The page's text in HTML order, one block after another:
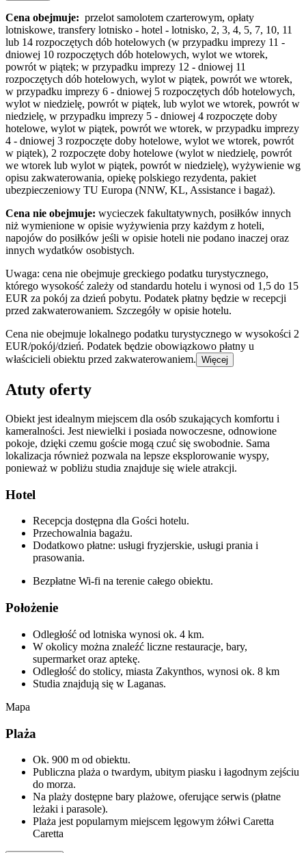
Cena obejmuje: przelot samolotem czarterowym, opłaty
lotniskowe, transfery lotnisko - hotel - lotnisko, 2, 3, 4, 5, 7, 10, 11
lub 14 rozpoczętych dób hotelowych (w przypadku imprezy 11 -
dniowej 10 rozpoczętych dób hotelowych, wylot we wtorek,
powrót w piątek; w przypadku imprezy 12 - dniowej 11
rozpoczętych dób hotelowych, wylot w piątek, powrót we wtorek,
w przypadku imprezy 6 - dniowej 5 rozpoczętych dób hotelowych,
wylot w niedzielę, powrót w piątek, lub wylot we wtorek, powrót w
niedzielę, w przypadku imprezy 5 - dniowej 4 rozpoczęte doby
hotelowe, wylot w piątek, powrót we wtorek, w przypadku imprezy
4 - dniowej 3 rozpoczęte doby hotelowe, wylot we wtorek, powrót
w piątek), 2 rozpoczęte doby hotelowe (wylot w niedzielę, powrót
we wtorek lub wylot w piątek, powrót w niedzielę), wyżywienie wg
opisu zakwaterowania, opiekę polskiego rezydenta, pakiet
ubezpieczeniowy TU Europa (NNW, KL, Assistance i bagaż).
Cena nie obejmuje: wycieczek fakultatywnych, posiłków innych
niż wymienione w opisie wyżywienia przy każdym z hoteli,
napojów do posiłków jeśli w opisie hoteli nie podano inaczej oraz
innych wydatków osobistych.
Uwaga: cena nie obejmuje greckiego podatku turystycznego,
którego wysokość zależy od standardu hotelu i wynosi od 1,5 do 15
EUR za pokój za dzień pobytu. Podatek płatny będzie w recepcji
przed zakwaterowaniem. Szczegóły w opisie hotelu.
Cena nie obejmuje lokalnego podatku turystycznego w wysokości 2
EUR/pokój/dzień. Podatek będzie obowiązkowo płatny u
właścicieli obiektu przed zakwaterowaniem. Więcej
Atuty oferty
Obiekt jest idealnym miejscem dla osób szukających komfortu i
kameralności. Jest niewielki i posiada nowoczesne, odnowione
pokoje, dzięki czemu goście mogą czuć się swobodnie. Sama
lokalizacja również pozwala na lepsze eksplorowanie wyspy,
ponieważ w pobliżu studia znajduje się wiele atrakcji.
Hotel
Recepcja dostępna dla Gości hotelu.
Przechowalnia bagażu.
Dodatkowo płatne: usługi fryzjerskie, usługi prania i
prasowania.
Bezpłatne Wi-fi na terenie całego obiektu.
Położenie
Odległość od lotniska wynosi ok. 4 km.
W okolicy można znaleźć liczne restauracje, bary,
supermarket oraz aptekę.
Odległość do stolicy, miasta Zakynthos, wynosi ok. 8 km
Studia znajdują się w Laganas.
Mapa
Plaża
Ok. 900 m od obiektu.
Publiczna plaża o twardym, ubitym piasku i łagodnym zejściu
do morza.
Na plaży dostępne bary plażowe, oferujące serwis (płatne
leżaki i parasole).
Plaża jest popularnym miejscem lęgowym żółwi Caretta
Caretta